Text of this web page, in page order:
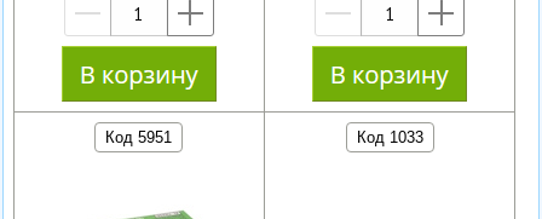
— —
Код 5951 Код 1033